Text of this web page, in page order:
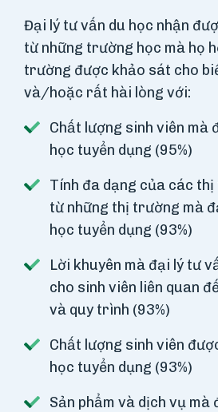
Đại lý tư vấn du học nhận
từ những trường học mà họ
trường được khảo sát cho
và/hoặc rất hài lòng với:
Chất lượng sinh viên mà
học tuyển dụng (95%)
Tính đa dạng của các
từ những thị trường mà
học tuyển dụng (93%)
Lời khuyên mà đại lý tư
cho sinh viên liên quan
và quy trình (93%)
Chất lượng sinh viên
học tuyển dụng (93%)
Sản phẩm và dịch vụ mà